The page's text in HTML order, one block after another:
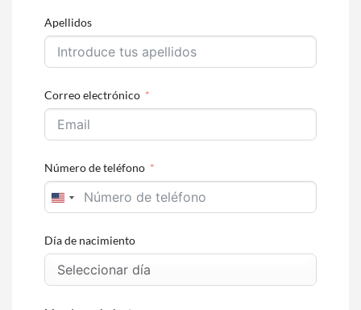
Apellidos
Correo electrónico
Número de teléfono
UNITED
+1
Día de nacimiento